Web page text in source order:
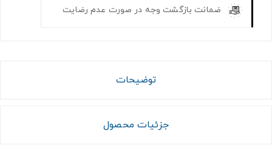
ضمانت بازگشت وجه در صورت عدم رضایت
توضیحات
جزئیات محصول